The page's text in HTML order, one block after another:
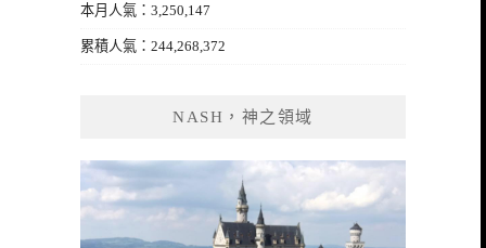
本月人氣：3,250,147
累積人氣：244,268,372
NASH，神之領域